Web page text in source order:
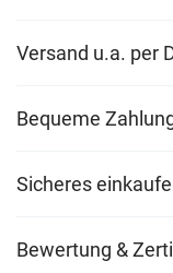
Versand u.a. per
Bequeme
Sicheres
Bewertung &